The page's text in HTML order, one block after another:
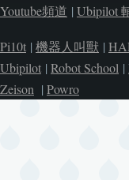
Youtube頻道 | Ubipilot
Pi10t | 機器人叫獸 |
Ubipilot | Robot School |
Zeison | Powro